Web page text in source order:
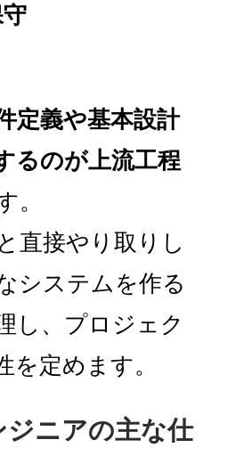
定義や基本設計
るのが上流工程
。
直接やり取りし
システムを作る
し、プロジェク
を定めます。
ジニアの主な仕